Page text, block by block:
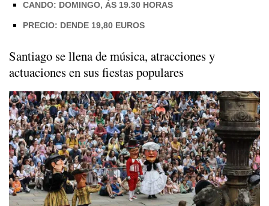
CANDO: DOMINGO, ÁS 19.30 HORAS
PRECIO: DENDE 19,80 EUROS
Santiago se llena de música, atracciones y
actuaciones en sus fiestas populares